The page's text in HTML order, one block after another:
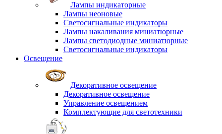
Лампы индикаторные
Лампы неоновые
Светосигнальные индикаторы
Лампы накаливания миниатюрные
Лампы светодиодные миниатюрные
Светосигнальные индикаторы
Освещение
Декоративное освещение
Декоративное освещение
Управление освещением
Комплектующие для светотехники